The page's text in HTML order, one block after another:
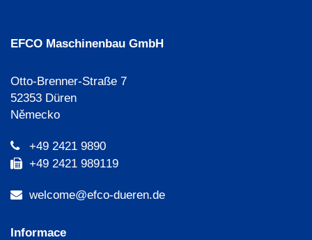
EFCO Maschinenbau GmbH
Otto-Brenner-Straße 7
52353 Düren
Německo
+49 2421 9890
+49 2421 989119
welcome@efco-dueren.de
Informace